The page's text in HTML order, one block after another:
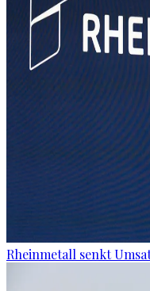
Rheinmetall senkt